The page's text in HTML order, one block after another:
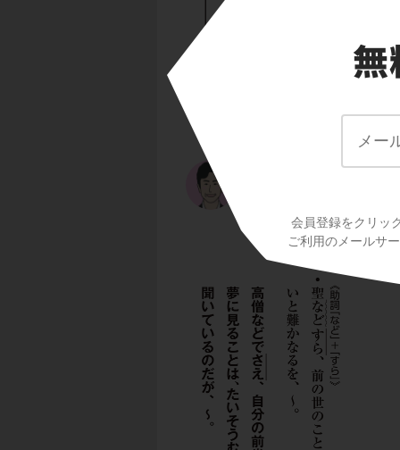
会員登録をクリッ
ご利用のメールサ
「体言・連体形・
」。奈良時代